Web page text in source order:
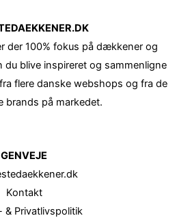
der 100% fokus på dækkener og
du blive inspireret og sammenligne
flere danske webshops og fra de
brands på markedet.
GENVEJE
Kontakt
& Privatlivspolitik